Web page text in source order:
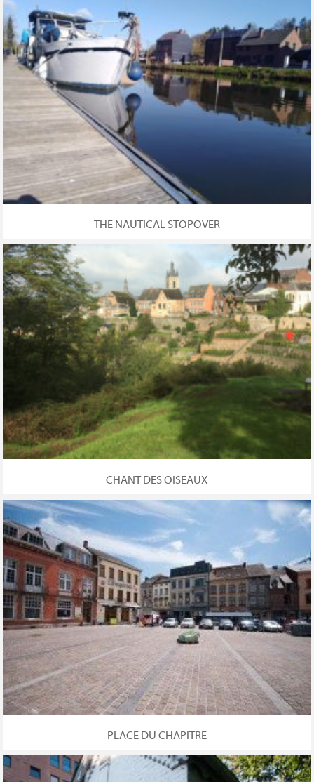
THE NAUTICAL STOPOVER
CHANT DES OISEAUX
PLACE DU CHAPITRE